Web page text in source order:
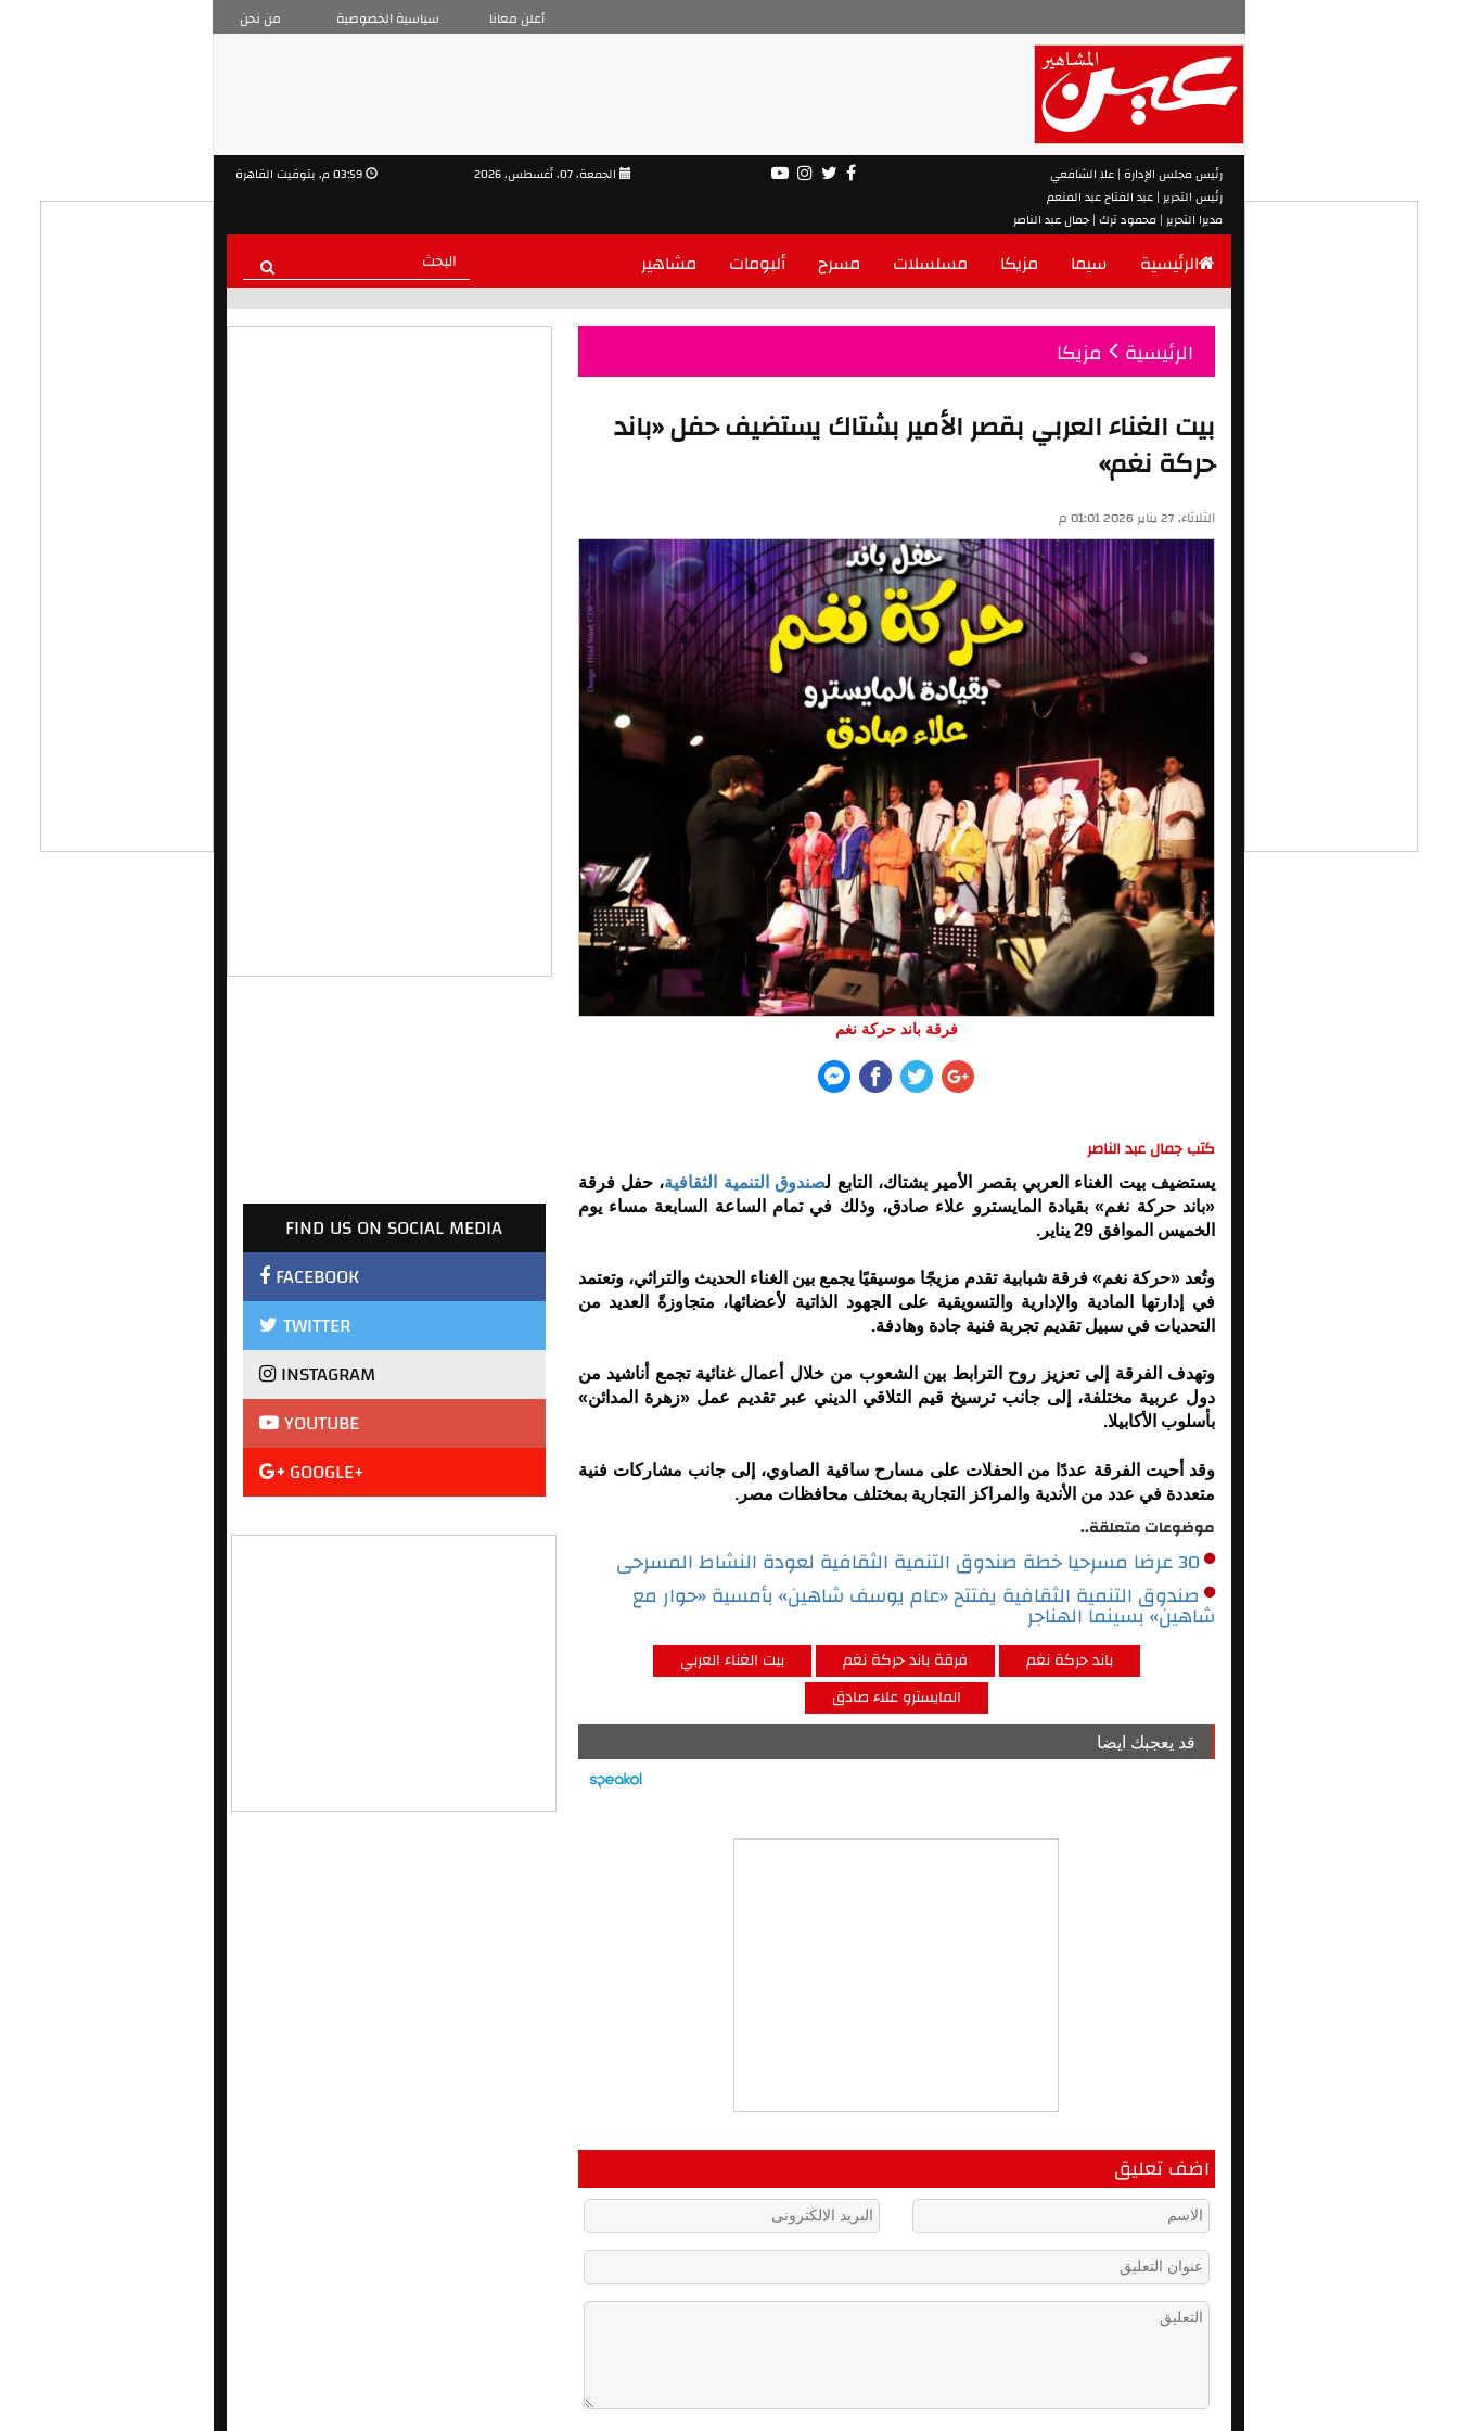
من نحن سياسية الخصوصية أعلن معانا
رئيس مجلس الإدارة | علا الشافعي
رئيس التحرير | عبد الفتاح عبد المنعم
مديرا التحرير | محمود ترك | جمال عبد الناصر
الرئيسية سيما مزيكا مسلسلات مسرح ألبومات مشاهير
الرئيسية مزيكا
بيت الغناء العربي بقصر الأمير بشتاك يستضيف حفل «باند
حركة نغم»
الثلاثاء, 27 يناير 2026 01:01 م
فرقة باند حركة نغم
كتب جمال عبد الناصر
يستضيف بيت الغناء العربي بقصر الأمير بشتاك، التابع لصندوق التنمية الثقافية، حفل فرقة
«باند حركة نغم» بقيادة المايسترو علاء صادق، وذلك في تمام الساعة السابعة مساء يوم
الخميس الموافق 29 يناير.
وتُعد «حركة نغم» فرقة شبابية تقدم مزيجًا موسيقيًا يجمع بين الغناء الحديث والتراثي، وتعتمد
في إدارتها المادية والإدارية والتسويقية على الجهود الذاتية لأعضائها، متجاوزةً العديد من
التحديات في سبيل تقديم تجربة فنية جادة وهادفة.
وتهدف الفرقة إلى تعزيز روح الترابط بين الشعوب من خلال أعمال غنائية تجمع أناشيد من
دول عربية مختلفة، إلى جانب ترسيخ قيم التلاقي الديني عبر تقديم عمل «زهرة المدائن»
بأسلوب الأكابيلا.
وقد أحيت الفرقة عددًا من الحفلات على مسارح ساقية الصاوي، إلى جانب مشاركات فنية
متعددة في عدد من الأندية والمراكز التجارية بمختلف محافظات مصر.
موضوعات متعلقة..
30 عرضا مسرحيا خطة صندوق التنمية الثقافية لعودة النشاط المسرحى
صندوق التنمية الثقافية يفتتح «عام يوسف شاهين» بأمسية «حوار مع
شاهين» بسينما الهناجر
بيت الغناء العربي فرقة باند حركة نغم
باند حركة نغم
المايسترو علاء صادق
قد يعجبك ايضا
اضف تعليق
FIND US ON SOCIAL MEDIA
FACEBOOK
TWITTER
INSTAGRAM
YOUTUBE
GOOGLE+